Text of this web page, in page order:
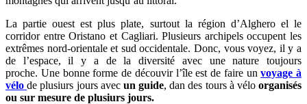
La partie ouest est plus plate, surtout la région d’Alghero el le
corridor entre Oristano et Cagliari. Plusieurs archipels occupent les
extrêmes nord-orientale et sud occidentale. Donc, vous voyez, il y a
de l’espace, il y a de la diversité avec une nature toujours
proche. Une bonne forme de découvir l’île est de faire unvoyage à
vélo de plusiurs jours avecun guide, dan des tours à véloorganisés
ou sur mesure de plusiurs jours.